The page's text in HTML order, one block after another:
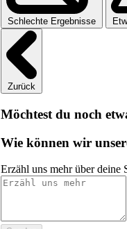
Schlechte Ergebnisse
Zurück
Möchtest du noch
Wie können wir
Erzähl uns mehr über deine